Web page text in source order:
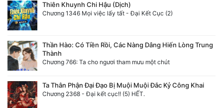
Thiên Khuynh Chi Hậu (Dịch)
Chương 1346 Mọi việc lấy tất - Đại Kết Cục (2)
Thần Hào: Có Tiền Rồi, Các Nàng Dâng Hiến Lòng Trung
Thành
Chương 766: Ta cho ngươi tham mưu một chút
Ta Thân Phận Đại Đạo Bị Muội Muội Đắc Kỷ Công Khai
Chương 2368 - Đại kết cục!! (5) HẾT.